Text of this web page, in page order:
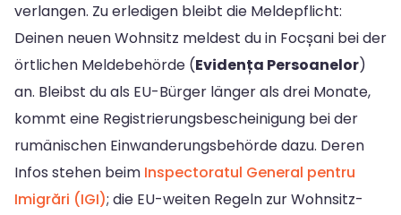
verlangen. Zu erledigen bleibt die Meldepflicht:
Deinen neuen Wohnsitz meldest du in Focșani bei der
örtlichen Meldebehörde (Evidența Persoanelor)
an. Bleibst du als EU-Bürger länger als drei Monate,
kommt eine Registrierungsbescheinigung bei der
rumänischen Einwanderungsbehörde dazu. Deren
Infos stehen beim Inspectoratul General pentru
Imigrări (IGI); die EU-weiten Regeln zur Wohnsitz-